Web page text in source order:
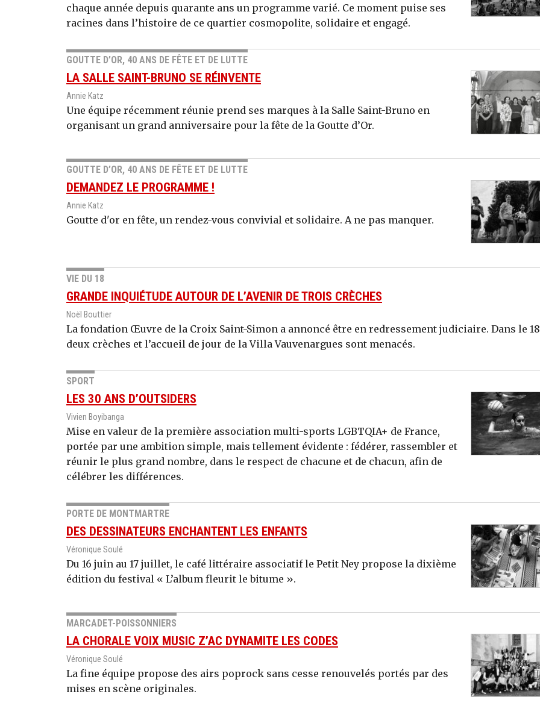
chaque année depuis quarante ans un programme varié. Ce moment puise ses
racines dans l’histoire de ce quartier cosmopolite, solidaire et engagé.
GOUTTE D’OR, 40 ANS DE FÊTE ET DE LUTTE
LA SALLE SAINT-BRUNO SE RÉINVENTE
Annie Katz
Une équipe récemment réunie prend ses marques à la Salle Saint-Bruno en
organisant un grand anniversaire pour la fête de la Goutte d’Or.
GOUTTE D’OR, 40 ANS DE FÊTE ET DE LUTTE
DEMANDEZ LE PROGRAMME !
Annie Katz
Goutte d'or en fête, un rendez-vous convivial et solidaire. A ne pas manquer.
VIE DU 18
GRANDE INQUIÉTUDE AUTOUR DE L’AVENIR DE TROIS CRÈCHES
Noël Bouttier
La fondation Œuvre de la Croix Saint-Simon a annoncé être en redressement judiciaire. Dans le
deux crèches et l’accueil de jour de la Villa Vauvenargues sont menacés.
SPORT
LES 30 ANS D’OUTSIDERS
Vivien Boyibanga
Mise en valeur de la première association multi-sports LGBTQIA+ de France,
portée par une ambition simple, mais tellement évidente : fédérer, rassembler et
réunir le plus grand nombre, dans le respect de chacune et de chacun, afin de
célébrer les différences.
PORTE DE MONTMARTRE
DES DESSINATEURS ENCHANTENT LES ENFANTS
Véronique Soulé
Du 16 juin au 17 juillet, le café littéraire associatif le Petit Ney propose la dixième
édition du festival « L’album fleurit le bitume ».
MARCADET-POISSONNIERS
LA CHORALE VOIX MUSIC Z’AC DYNAMITE LES CODES
Véronique Soulé
La fine équipe propose des airs poprock sans cesse renouvelés portés par des
mises en scène originales.